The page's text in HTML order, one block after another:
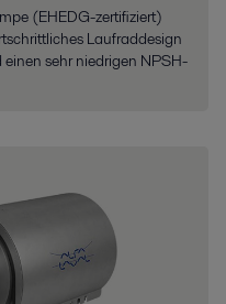
(EHEDG-zertifiziert)
Laufraddesign
sehr niedrigen NPSH-